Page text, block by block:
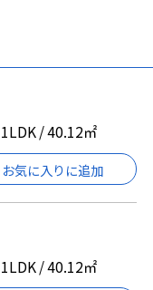
/ 40.12㎡
お気に入りに追加
/ 40.12㎡